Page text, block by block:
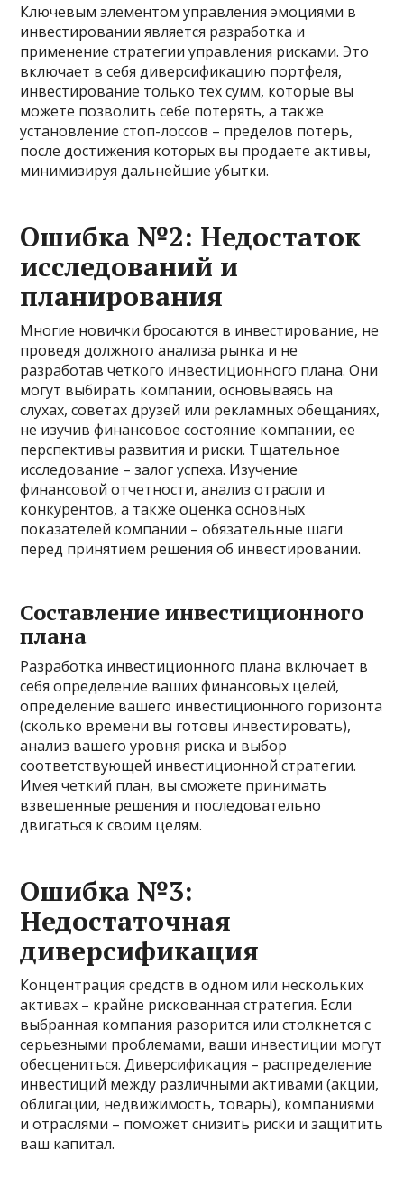
Ключевым элементом управления эмоциями в
инвестировании является разработка и
применение стратегии управления рисками. Это
включает в себя диверсификацию портфеля,
инвестирование только тех сумм, которые вы
можете позволить себе потерять, а также
установление стоп-лоссов – пределов потерь,
после достижения которых вы продаете активы,
минимизируя дальнейшие убытки.
Ошибка №2: Недостаток
исследований и
планирования
Многие новички бросаются в инвестирование, не
проведя должного анализа рынка и не
разработав четкого инвестиционного плана. Они
могут выбирать компании, основываясь на
слухах, советах друзей или рекламных обещаниях,
не изучив финансовое состояние компании, ее
перспективы развития и риски. Тщательное
исследование – залог успеха. Изучение
финансовой отчетности, анализ отрасли и
конкурентов, а также оценка основных
показателей компании – обязательные шаги
перед принятием решения об инвестировании.
Составление инвестиционного
плана
Разработка инвестиционного плана включает в
себя определение ваших финансовых целей,
определение вашего инвестиционного горизонта
(сколько времени вы готовы инвестировать),
анализ вашего уровня риска и выбор
соответствующей инвестиционной стратегии.
Имея четкий план, вы сможете принимать
взвешенные решения и последовательно
двигаться к своим целям.
Ошибка №3:
Недостаточная
диверсификация
Концентрация средств в одном или нескольких
активах – крайне рискованная стратегия. Если
выбранная компания разорится или столкнется с
серьезными проблемами, ваши инвестиции могут
обесцениться. Диверсификация – распределение
инвестиций между различными активами (акции,
облигации, недвижимость, товары), компаниями
и отраслями – поможет снизить риски и защитить
ваш капитал.